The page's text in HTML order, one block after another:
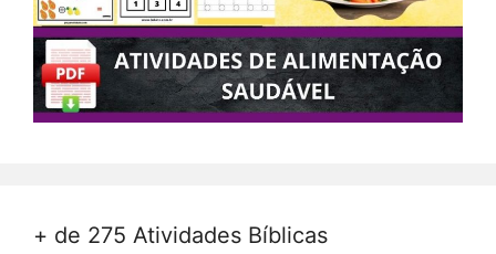
+ de 275 Atividades Bíblicas